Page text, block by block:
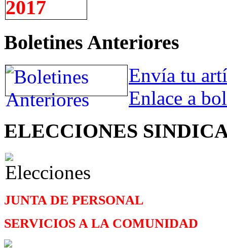
Boletines Anteriores
Envía tu
Enlace a
ELECCIONES
JUNTA DE PERSONAL
SERVICIOS A LA COMUNIDAD